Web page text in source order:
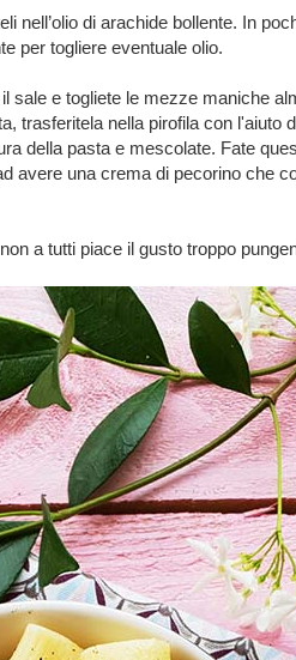
nell’olio di arachide bollente. In
per togliere eventuale olio.
sale e togliete le mezze maniche
trasferitela nella pirofila con l'aiuto
della pasta e mescolate. Fate
avere una crema di pecorino che
a tutti piace il gusto troppo